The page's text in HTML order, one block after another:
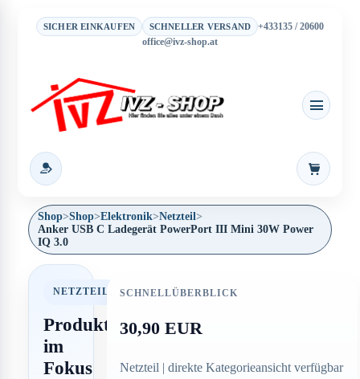
SICHER EINKAUFEN SCHNELLER VERSAND
+433135 / 20600
office@ivz-shop.at
Shop>Shop>Elektronik>Netzteil>
Anker USB C Ladegerät PowerPort III Mini 30W Power
IQ 3.0
NETZTEIL
Produkt
im
Fokus
SCHNELLÜBERBLICK
30,90 EUR
Netzteil | direkte Kategorieansicht verfügbar